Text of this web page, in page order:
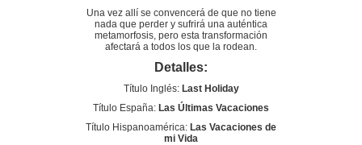
Una vez allí se convencerá de que no tiene
nada que perder y sufrirá una auténtica
metamorfosis, pero esta transformación
afectará a todos los que la rodean.
Detalles:
Título Inglés: Last Holiday
Título España: Las Últimas Vacaciones
Título Hispanoamérica: Las Vacaciones de
mi Vida